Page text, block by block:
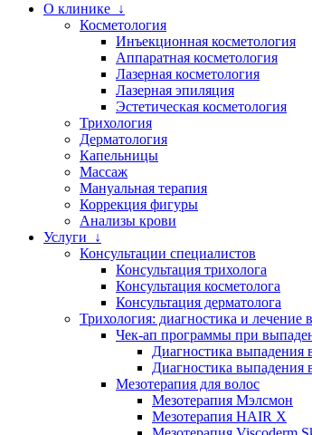
О клинике ↓
Косметология
Инъекционная косметология
Аппаратная косметология
Лазерная косметология
Лазерная эпиляция
Эстетическая косметология
Трихология
Дерматология
Капельницы
Массаж
Мануальная терапия
Коррекция фигуры
Анализы крови
Услуги ↓
Консультации специалистов
Консультация трихолога
Консультация косметолога
Консультация дерматолога
Трихология: диагностика и лечение
Чек-ап программы при
Диагностика выпадения
Диагностика выпадения
Мезотерапия для волос
Мезотерапия Мэлсмон
Мезотерапия HAIR X